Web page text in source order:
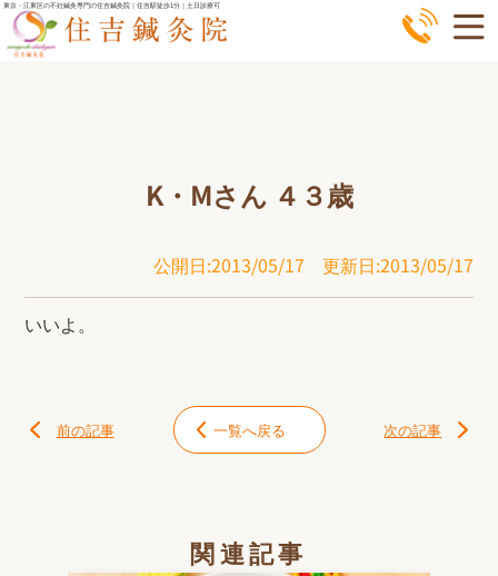
コ
ン
東京・江東区の不妊鍼灸専門の住吉鍼灸院｜住吉駅徒歩1分｜土日診療可
K・Mさん ４３歳
公開日:2013/05/17 更新日:2013/05/17
いいよ。
前の記事 一覧へ戻る 次の記事
関連記事